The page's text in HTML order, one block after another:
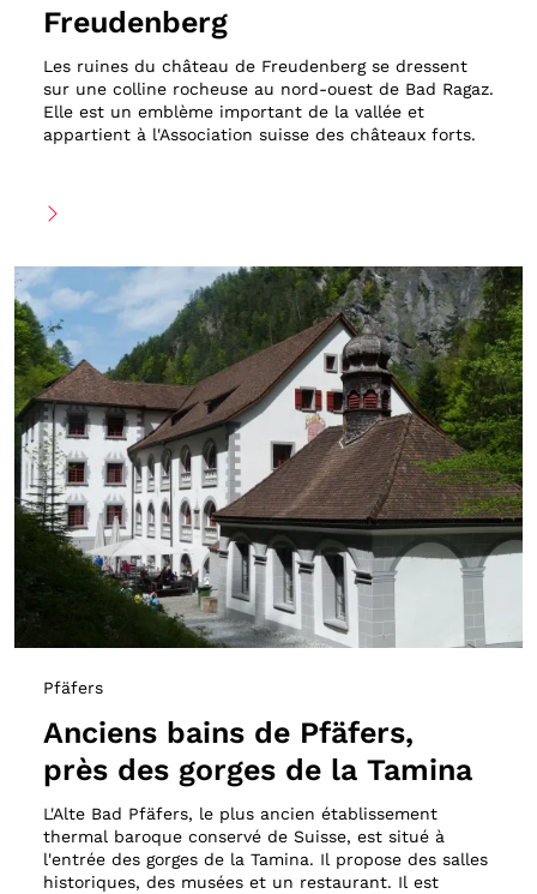
Freudenberg
Les ruines du château de Freudenberg se dressent
sur une colline rocheuse au nord-ouest de Bad Ragaz.
Elle est un emblème important de la vallée et
appartient à l'Association suisse des châteaux forts.
Pfäfers
Anciens bains de Pfäfers,
près des gorges de la Tamina
L'Alte Bad Pfäfers, le plus ancien établissement
thermal baroque conservé de Suisse, est situé à
l'entrée des gorges de la Tamina. Il propose des salles
historiques, des musées et un restaurant. Il est